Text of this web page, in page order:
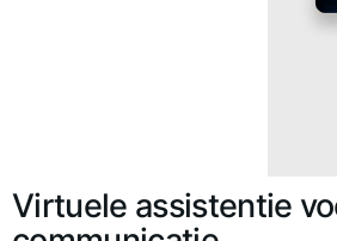
Virtuele assistentie